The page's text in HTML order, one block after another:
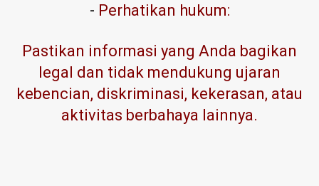
- Perhatikan hukum:
Pastikan informasi yang Anda bagikan
legal dan tidak mendukung ujaran
kebencian, diskriminasi, kekerasan, atau
aktivitas berbahaya lainnya.